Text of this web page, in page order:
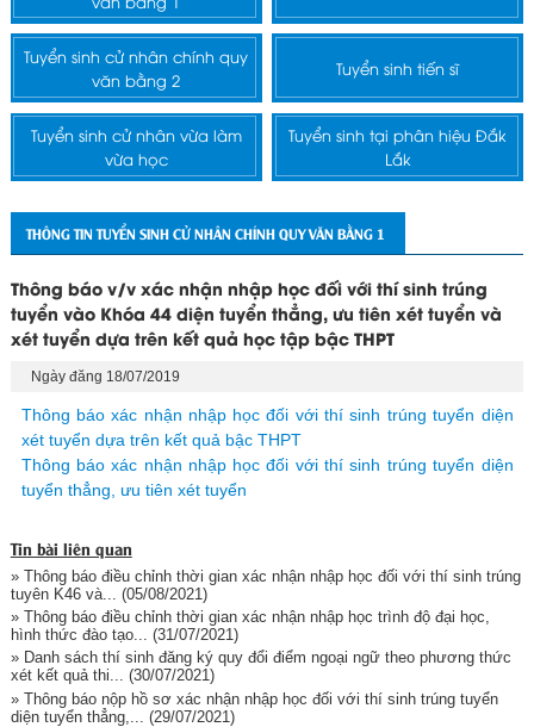
Tuyển sinh cử nhân chính quy
văn bằng 2
Tuyển sinh tiến sĩ
Tuyển sinh cử nhân vừa làm
vừa học
Tuyển sinh tại phân hiệu Đắk
Lắk
THÔNG TIN TUYỂN SINH CỬ NHÂN CHÍNH QUY VĂN BẰNG 1
Thông báo v/v xác nhận nhập học đối với thí sinh trúng
tuyển vào Khóa 44 diện tuyển thẳng, ưu tiên xét tuyển và
xét tuyển dựa trên kết quả học tập bậc THPT
Ngày đăng 18/07/2019
Thông báo xác nhận nhập học đối với thí sinh trúng tuyển diện
xét tuyển dựa trên kết quả bậc THPT
Thông báo xác nhận nhập học đối với thí sinh trúng tuyển diện
tuyển thẳng, ưu tiên xét tuyển
Tin bài liên quan
» Thông báo điều chỉnh thời gian xác nhận nhập học đối với thí sinh trúng
tuyên K46 và...
(05/08/2021)
» Thông báo điều chỉnh thời gian xác nhận nhập học trình độ đại học,
hình thức đào tạo... (31/07/2021)
» Danh sách thí sinh đăng ký quy đổi điểm ngoại ngữ theo phương thức
xét kết quả thi... (30/07/2021)
» Thông báo nộp hồ sơ xác nhận nhập học đối với thí sinh trúng tuyển
diện tuyển thẳng,...
(29/07/2021)